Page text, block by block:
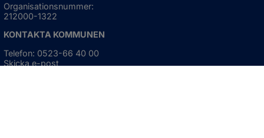
Organisationsnummer:
212000-1322
KONTAKTA KOMMUNEN
Telefon: 0523-66 40 00
Skicka e-post